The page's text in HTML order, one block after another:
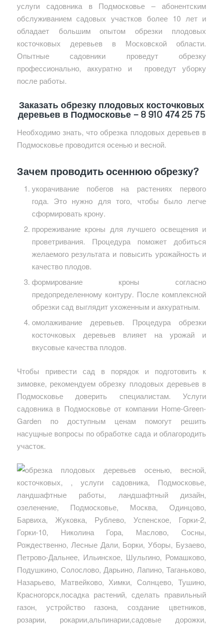
услуги садовника в Подмосковье – абонентским
обслуживанием садовых участков более 10 лет и
обладает большим опытом обрезки плодовых
косточковых деревьев в Московской области.
Опытные садовники проведут обрезку
профессионально, аккуратно и проведут уборку
после работы.
Заказать обрезку плодовых косточковых
деревьев в Подмосковье — 8 910 474 25 75
Необходимо знать, что обрезка плодовых деревьев в
Подмосковье проводится осенью и весной.
Зачем проводить осеннюю обрезку?
укорачивание побегов на растениях первого
года. Это нужно для того, чтобы было легче
сформировать крону.
прореживание кроны для лучшего освещения и
проветривания. Процедура поможет добиться
желаемого результата и повысить урожайность и
качество плодов.
формирование кроны согласно
предопределенному контуру. После комплексной
обрезки сад выглядит ухоженным и аккуратным.
омолаживание деревьев. Процедура обрезки
косточковых деревьев влияет на урожай и
вкусовые качества плодов.
Чтобы привести сад в порядок и подготовить к
зимовке, рекомендуем обрезку плодовых деревьев в
Подмосковье доверить специалистам. Услуги
садовника в Подмосковье от компании Home-Green-
Garden по доступным ценам помогут решить
насущные вопросы по обработке сада и облагородить
участок.